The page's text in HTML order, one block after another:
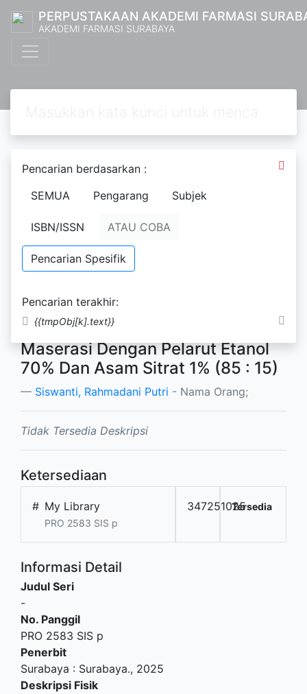
PERPUSTAKAAN AKADEMI FARMASI
AKADEMI FARMASI SURABAYA
Pencarian berdasarkan :
SEMUA
Pengarang Subjek
ISBN/ISSN ATAU COBA
Pencarian Spesifik
Pencarian terakhir:
{{tmpObj[k].text}}
Text
Bunga Rosella (Hibiscus
sabdariffa L) Dengan Metode
Maserasi Dengan Pelarut Etanol
70% Dan Asam Sitrat 1% (85 : 15)
Siswanti, Rahmadani Putri - Nama Orang;
Tidak Tersedia Deskripsi
Ketersediaan
# My Library
PRO 2583 SIS p
347251025Tersedia
Informasi Detail
Judul Seri
-
No. Panggil
PRO 2583 SIS p
Penerbit
Surabaya : Surabaya., 2025
Deskripsi Fisik